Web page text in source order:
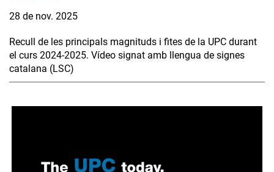
28 de nov. 2025
Recull de les principals magnituds i fites de la UPC durant
el curs 2024-2025. Vídeo signat amb llengua de signes
catalana (LSC)